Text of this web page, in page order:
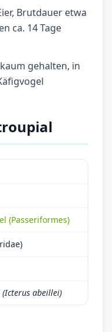
Brutdauer etwa
ca. 14 Tage
gehalten, in
(Passeriformes)
abeillei)